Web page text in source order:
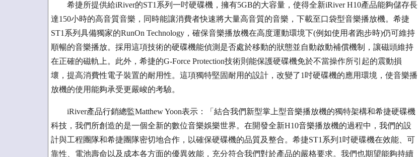
希捷所提供給iRiver的ST1系列一吋硬碟機，擁有5GB的大容量，使得全新iRiver H10產品能夠儲存長
達150小時的高音質音樂，同時能讓消費者快速將大量高音質的音樂，下載至口袋型音樂播放機。希捷
ST1系列具備獨家的RunOn Technology，確保音樂播放機在高度運動環境下(例如使用者跑步時)仍可維持
順暢的音樂播放。採用這項技術的硬碟機能偵測是否處於移動的狀態並自動啟動補償機制，讓磁頭維持
在正確的磁軌上。此外，希捷的G-Force Protection技術則能保護硬碟機免於不當操作所引起的震動損
壞，提高消費性電子裝置的耐用性。這項獨特堅固耐用的設計，改變了1吋硬碟機的應用環境，使音樂播
放機的使用能夠承受更嚴峻的考驗。
iRiver產品行銷總監Matthew Yoon表示：「結合我們新型掌上型音樂播放機的獨特架構和希捷硬碟機
科技，我們所創造的是一個全新的數位音樂娛樂世界。在開發全新H10音樂播放機的過程中，我們的設
計與工程團隊和希捷團隊密切地合作，以確保硬碟機的品質及整合。希捷ST1系列1吋硬碟機在效能、可
靠性、電池壽命以及成本各方面的優異效能，充分符合我們對於產品的嚴格要求。我們也期望能夠持續